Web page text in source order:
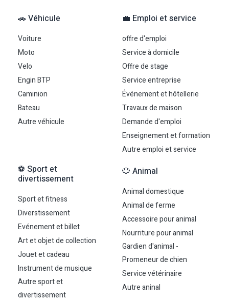
🚗 Véhicule
Voiture
Moto
Velo
Engin BTP
Caminion
Bateau
Autre véhicule
💼 Emploi et service
offre d'emploi
Service à domicile
Offre de stage
Service entreprise
Événement et hôtellerie
Travaux de maison
Demande d'emploi
Enseignement et formation
Autre emploi et service
⚽ Sport et
divertissement
Sport et fitness
Diverstissement
Evénement et billet
Art et objet de collection
Jouet et cadeau
Instrument de musique
Autre sport et
divertissement
🐶 Animal
Animal domestique
Animal de ferme
Accessoire pour animal
Nourriture pour animal
Gardien d'animal -
Promeneur de chien
Service vétérinaire
Autre aninal